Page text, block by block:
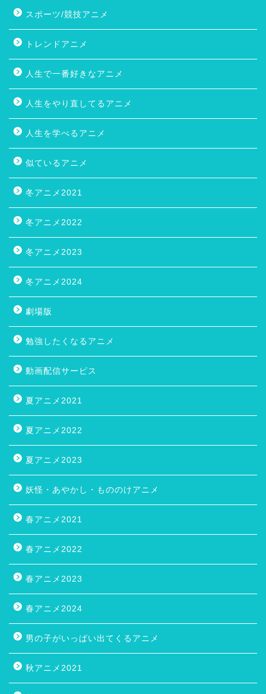
スポーツ/競技アニメ
トレンドアニメ
人生で一番好きなアニメ
人生をやり直してるアニメ
人生を学べるアニメ
似ているアニメ
冬アニメ2021
冬アニメ2022
冬アニメ2023
冬アニメ2024
劇場版
勉強したくなるアニメ
動画配信サービス
夏アニメ2021
夏アニメ2022
夏アニメ2023
妖怪・あやかし・もののけアニメ
春アニメ2021
春アニメ2022
春アニメ2023
春アニメ2024
男の子がいっぱい出てくるアニメ
秋アニメ2021